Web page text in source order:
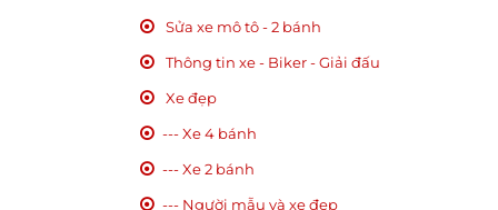
Sửa xe mô tô - 2 bánh
Thông tin xe - Biker - Giải đấu
Xe đẹp
--- Xe 4 bánh
--- Xe 2 bánh
--- Người mẫu và xe đẹp